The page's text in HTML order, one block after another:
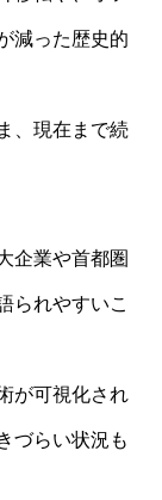
減った歴史的
、現在まで続
企業や首都圏
られやすいこ
が可視化され
づらい状況も